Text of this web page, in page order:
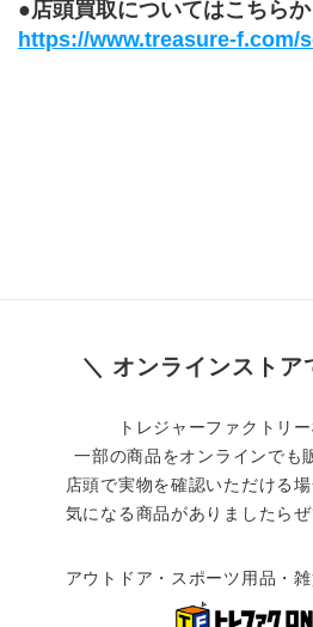
●店頭買取についてはこちらか
https://www.treasure-f.com/
＼ オンラインストア
トレジャーファクトリー
一部の商品をオンラインでも
店頭で実物を確認いただける
気になる商品がありましたら
アウトドア・スポーツ用品・